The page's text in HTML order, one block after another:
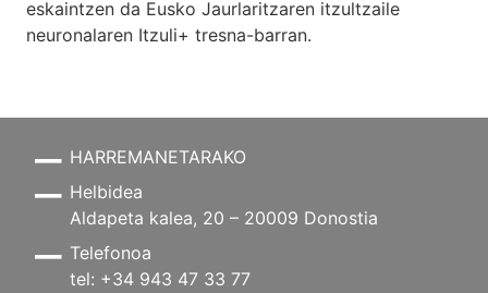
eskaintzen da Eusko Jaurlaritzaren itzultzaile
neuronalaren Itzuli+ tresna-barran.
HARREMANETARAKO
Helbidea
Aldapeta kalea, 20 – 20009 Donostia
Telefonoa
tel: +34 943 47 33 77